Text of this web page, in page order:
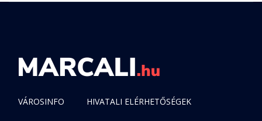
VÁROSINFO HIVATALI ELÉRHETŐSÉGEK